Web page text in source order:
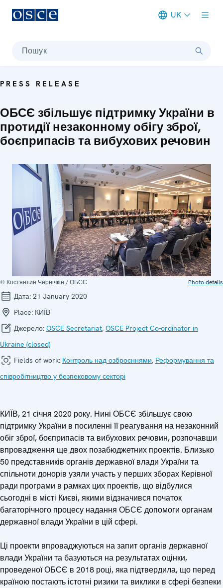
UK
Пошук
PRESS RELEASE
ОБСЄ збільшує підтримку України в
протидії незаконному обігу зброї,
боєприпасів та вибухових речовин
© Костянтин Чернічкін / ОБСЄ Photo details
Дата: 21 January 2020
Place: КИЇВ
Джерело: OSCE Secretariat, OSCE Project Co-ordinator in
Ukraine (closed)
Fields of work: Контроль над озброєннями, Реформування та
співробітництво у безпековому секторі
КИЇВ, 21 січня 2020 року. Нині ОБСЄ збільшує свою
підтримку України в посиленні її реагування на незаконний
обіг зброї, боєприпасів та вибухових речовин, розпочавши
впровадження ще двох позабюджетних проектів. Близько
50 представників органів державної влади України та
спільноти донорів узяли участь у перших зборах Керівної
ради програми в рамках цих проектів, що відбулися
сьогодні в місті Києві, якими відзначився початок
багаторічного процесу надання ОБСЄ допомоги органам
державної влади України в цій сфері.
Ці проекти впроваджуються на запит органів державної
влади України та базуються на результатах оцінки,
проведеної ОБСЄ в 2018 році, яка підтвердила, що перед
країною постають істотні ризики та виклики в сфері безпеки